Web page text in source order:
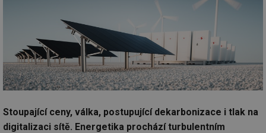
Stoupající ceny, válka, postupující dekarbonizace i tlak na
digitalizaci sítě. Energetika prochází turbulentním